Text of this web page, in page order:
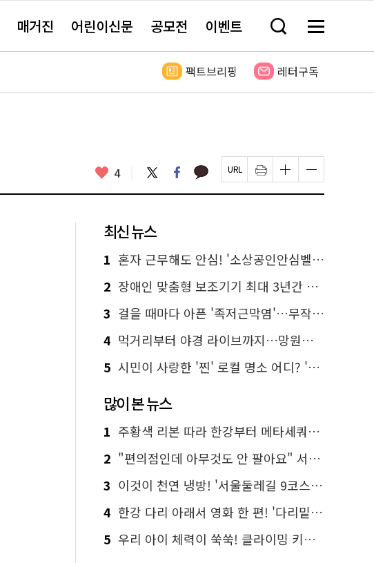
매거진 어린이신문 공모전 이벤트 검
창
기
메
전
보
팩트브리핑 레터구독
좋
요
4 트
위
터
페
이
스
카
카 페
이
지
인
쇄
하
글
자
크
하
기
글
자
크
하
기
최신 뉴스
1 혼자 근무해도 안심! '소상공인안심벨' 신청하세요
2 장애인 맞춤형 보조기기 최대 3년간 무상 대여…삶의 질 높인다
3 걸을 때마다 아픈 '족저근막염'…무작정 참지 말고 '이것' 해보세요!
4 먹거리부터 야경 라이브까지…망원한강공원 알짜 코스
5 시민이 사랑한 '찐' 로컬 명소 어디? '서울에디션25' 추천 코스
많이 본 뉴스
1 주황색 리본 따라 한강부터 메타세쿼이아 숲길까지…서울둘레길 15코스
2 "편의점인데 아무것도 안 팔아요" 서울에서 가장 특별한 편의점의 정체
3 이것이 천연 냉방! '서울둘레길 9코스'로 숲속 피서 떠나볼까
4 한강 다리 아래서 영화 한 편! '다리밑 영화관' 무료 상영
5 우리 아이 체력이 쑥쑥! 클라이밍 키즈카페·어린이 체력장